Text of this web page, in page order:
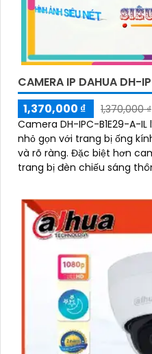
CAMERA IP DAHUA DH-
1,370,000 ₫
1,370,000 ₫
Camera DH-IPC-B1E29-A-
nhỏ gọn với trang bị ống
và rõ ràng. Đặc biệt hơn
trang bị đèn chiếu sáng